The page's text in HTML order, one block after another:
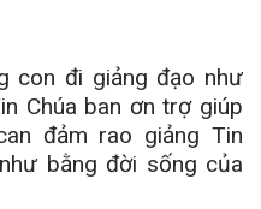
con đi giảng đạo như
Chúa ban ơn trợ giúp
đảm rao giảng Tin
bằng đời sống của